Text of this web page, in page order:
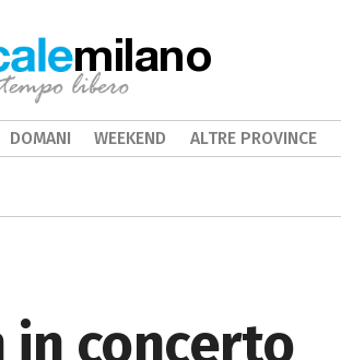
in concerto
milano
DOMANI WEEKEND ALTRE PROVINCE